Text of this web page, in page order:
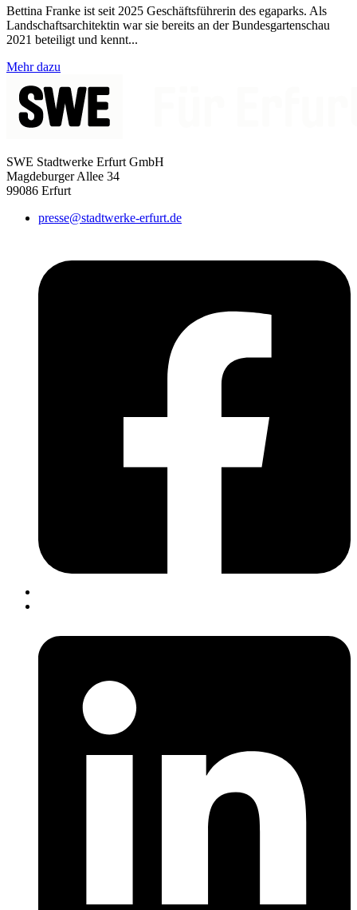
Bettina Franke ist seit 2025 Geschäftsführerin des egaparks. Als
Landschaftsarchitektin war sie bereits an der Bundesgartenschau
2021 beteiligt und kennt...
Mehr dazu
SWE Stadtwerke Erfurt GmbH
Magdeburger Allee 34
99086 Erfurt
presse@stadtwerke-erfurt.de